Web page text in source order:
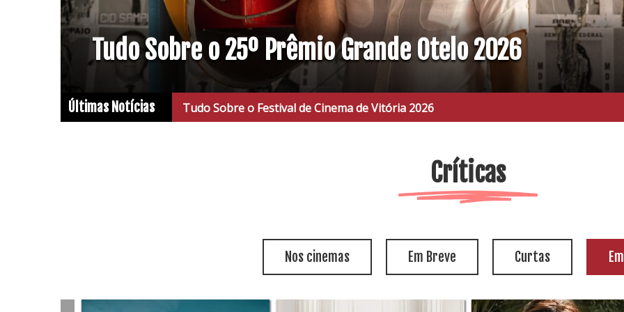
Tudo Sobre o 25º Prêmio Grande Otelo 2026
Últimas Notícias
Tudo Sobre o Festival de Cinema de Vitória 2026
Críticas
Nos cinemas Em Breve Curtas